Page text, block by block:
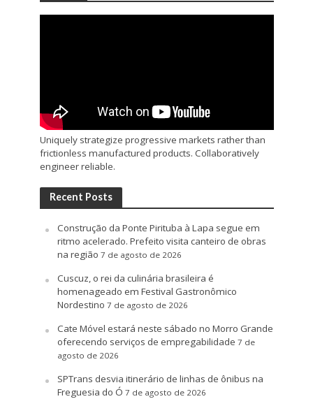
Uniquely strategize progressive markets rather than
frictionless manufactured products. Collaboratively
engineer reliable.
Recent Posts
Construção da Ponte Pirituba à Lapa segue em
ritmo acelerado. Prefeito visita canteiro de obras
na região 7 de agosto de 2026
Cuscuz, o rei da culinária brasileira é
homenageado em Festival Gastronômico
Nordestino 7 de agosto de 2026
Cate Móvel estará neste sábado no Morro Grande
oferecendo serviços de empregabilidade 7 de
agosto de 2026
SPTrans desvia itinerário de linhas de ônibus na
Freguesia do Ó 7 de agosto de 2026